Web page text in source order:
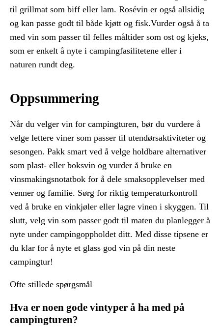
til grillmat som biff eller lam. Rosévin er også allsidig
og kan passe godt til både kjøtt og fisk.Vurder også å ta
med vin som passer til felles måltider som ost og kjeks,
som er enkelt å nyte i campingfasilitetene eller i
naturen rundt deg.
Oppsummering
Når du velger vin for campingturen, bør du vurdere å
velge lettere viner som passer til utendørsaktiviteter og
sesongen. Pakk smart ved å velge holdbare alternativer
som plast- eller boksvin og vurder å bruke en
vinsmakingsnotatbok for å dele smaksopplevelser med
venner og familie. Sørg for riktig temperaturkontroll
ved å bruke en vinkjøler eller lagre vinen i skyggen. Til
slutt, velg vin som passer godt til maten du planlegger å
nyte under campingoppholdet ditt. Med disse tipsene er
du klar for å nyte et glass god vin på din neste
campingtur!
Ofte stillede spørgsmål
Hva er noen gode vintyper å ha med på
campingturen?